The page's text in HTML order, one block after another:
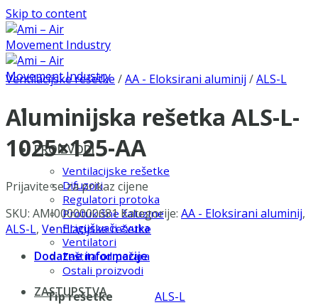
Skip to content
PROIZVODI
Ventilacijske rešetke
Difuzori
Regulatori protoka
Protukišne žaluzine
Prigušivači zvuka
Ventilatori
Zaštita od požara
Ostali proizvodi
ZASTUPSTVA
Ventilacijske rešetke /AA - Eloksirani aluminij /ALS-L
Aluminijska rešetka ALS-L-
1025×125-AA
Prijavite se za prikaz cijene
SKU: AMI0000000681 Kategorije: AA - Eloksirani aluminij,
ALS-L, Ventilacijske rešetke
Dodatne informacije
Tip rešetke ALS-L